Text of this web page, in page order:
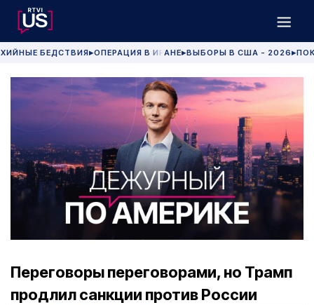
БЕДСТВИЯ▶ОПЕРАЦИЯ В ИРАНЕ▶ВЫБОРЫ В США - 2026 ▶
Переговоры переговорами, но Трамп
продлил санкции против России